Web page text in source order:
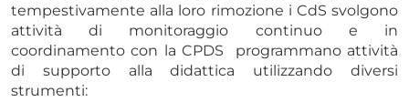
tempestivamente alla loro rimozione i CdS svolgono
attività di monitoraggio continuo e in
coordinamento con la CPDS programmano attività
di supporto alla didattica utilizzando diversi
strumenti: